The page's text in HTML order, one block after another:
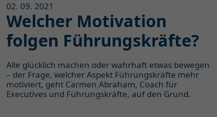
02. 09. 2021
Welcher Motivation
folgen Führungskräfte?
Alle glücklich machen oder wahrhaft etwas bewegen
– der Frage, welcher Aspekt Führungskräfte mehr
motiviert, geht Carmen Abraham, Coach für
Executives und Führungskräfte, auf den Grund.